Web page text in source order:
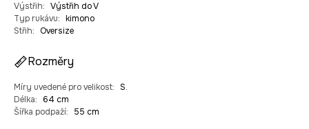
Výstřih: Výstřih do V
Typ rukávu: kimono
Střih: Oversize
Rozměry
Míry uvedené pro velikost: S.
Délka:
64 cm
Šířka podpaží: 55 cm